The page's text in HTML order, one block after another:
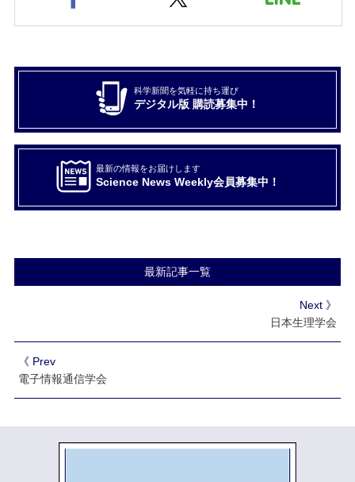
科学新聞を気軽に持ち運び
デジタル版 購読募集中！
最新の情報をお届けします
Science News Weekly会員募集中！
最新記事一覧
Next 》
日本生理学会
《 Prev
電子情報通信学会